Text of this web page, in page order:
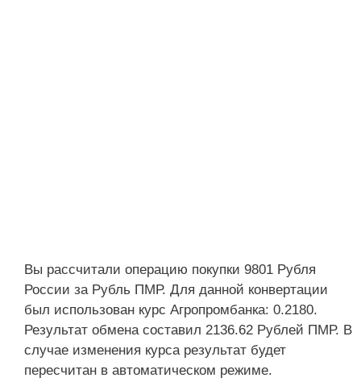
Вы рассчитали операцию покупки 9801 Рубля
России за Рубль ПМР. Для данной конвертации
был использован курс Агропромбанка: 0.2180.
Результат обмена составил 2136.62 Рублей ПМР. В
случае изменения курса результат будет
пересчитан в автоматическом режиме.